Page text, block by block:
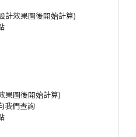
計效果圖後開始計算)
果圖後開始計算)
我們查詢